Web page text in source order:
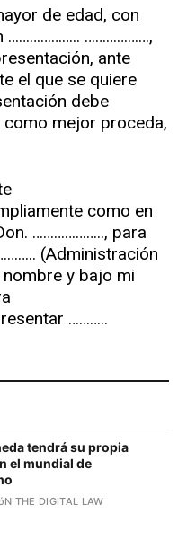
de edad, con
……………….. ………………,
ante
el que se quiere
debe
mejor proceda,
como en
……………….., para
(Administración
y bajo mi
………..
tendrá su propia
el mundial de
THE DIGITAL LAW